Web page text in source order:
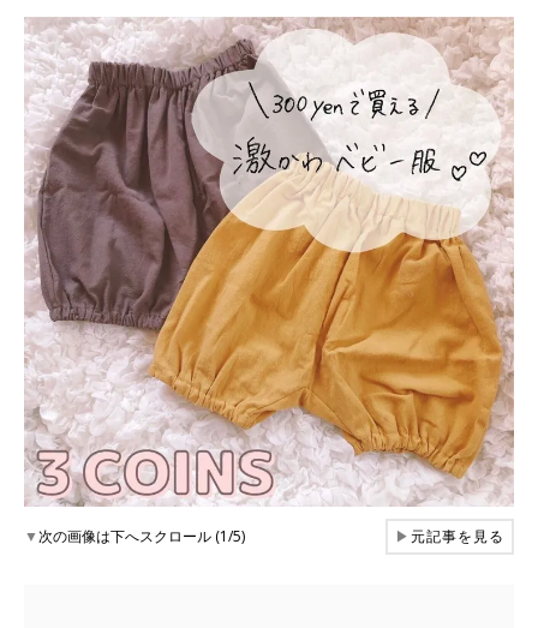
▼次の画像は下へスクロール (1/5) ▶元記事を見る